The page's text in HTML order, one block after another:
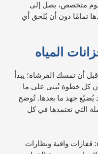
متخصص، يصل إلى
تمامًا دون أن يُلحق أي
المياه
أن تمسك الفرشاة؛ يبدأ
لأن كل خطوة تُبنى على ما
يُضيّع جهد ما بعدها. تُوضح
التي تعتمدها في كل
قفازات واقية ونظارات